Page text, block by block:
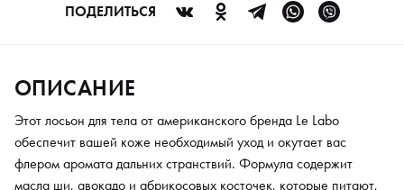
Овсяная мука, которой в составе тоже нашлось место,
выполняет роль адсорбента. Кроме того, она содержит
33 включает нотки ириса, кардамона, амброксана, фиалки,
мускуса, кедра и дорогой кожи. Этот аромат стал своего рода
знаковым для Le Labo, поскольку отразил всю философию
бренда, страсть к приключениям и принятие себя таким, какой
ты есть. Смелая, универсальная гамма прекрасно подойдет не
ПОДЕЛИТЬСЯ
ОПИСАНИЕ
Этот лосьон для тела от американского бренда Le Labo
обеспечит вашей коже необходимый уход и окутает вас
флером аромата дальних странствий. Формула содержит
масла ши, авокадо и абрикосовых косточек, которые питают,